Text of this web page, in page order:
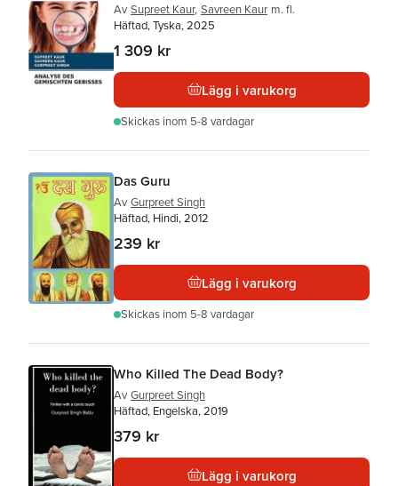
Av Supreet Kaur, Savreen Kaur m. fl.
Häftad, Tyska, 2025
1 309 kr
Lägg i varukorg
Skickas inom 5-8 vardagar
Das Guru
Av Gurpreet Singh
Häftad, Hindi, 2012
239 kr
Lägg i varukorg
Skickas inom 5-8 vardagar
Who Killed The Dead Body?
Av Gurpreet Singh
Häftad, Engelska, 2019
379 kr
Lägg i varukorg